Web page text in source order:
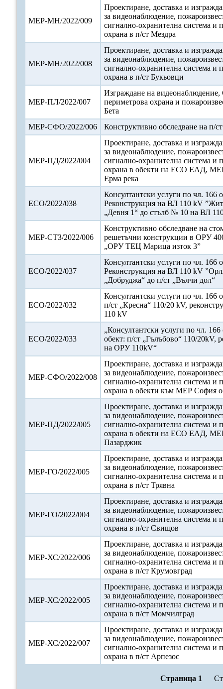
МЕР-МН/2022/009
Проектиране, доставка и
за видеонаблюдение,
сигнално-охранителна система и
охрана в п/ст Мездра
МЕР-МН/2022/008
Проектиране, доставка и
за видеонаблюдение,
сигнално-охранителна система и
охрана в п/ст Букьовци
МЕР-ПЛ/2022/007
Изграждане на
периметрова охрана и
Бета
МЕР-СФО/2022/006
Конструктивно обследване на п/
МЕР-ПД/2022/004
Проектиране, доставка и
за видеонаблюдение,
сигнално-охранителна система и
охрана в обекти на ЕСО ЕАД,
Ерма река
ЕСО/2022/038
Консултантски услуги по чл. 166
Реконструкция на ВЛ 110 kV
„Девня 1“ до стълб № 10 на ВЛ
МЕР-СТЗ/2022/006
Конструктивно обследване на
решетъчни конструкции в ОРУ
„ОРУ ТЕЦ Марица изток 3”
ЕСО/2022/037
Консултантски услуги по чл. 166
Реконструкция на ВЛ 110 kV
„Добруджа“ до п/ст „Вълчи дол“
ЕСО/2022/032
Консултантски услуги по чл. 166
п/ст „Кресна“ 110/20 kV,
110 kV
ЕСО/2022/033
„Консултантски услуги по чл.
обект: п/ст „Гълъбово“ 110/20kV,
на ОРУ 110kV“
МЕР-СФО/2022/008
Проектиране, доставка и
за видеонаблюдение,
сигнално-охранителна система и
охрана в обекти към МЕР София
МЕР-ПД/2022/005
Проектиране, доставка и
за видеонаблюдение,
сигнално-охранителна система и
охрана в обекти на ЕСО ЕАД,
Пазарджик
МЕР-ГО/2022/005
Проектиране, доставка и
за видеонаблюдение,
сигнално-охранителна система и
охрана в п/ст Трявна
МЕР-ГО/2022/004
Проектиране, доставка и
за видеонаблюдение,
сигнално-охранителна система и
охрана в п/ст Свищов
МЕР-ХС/2022/006
Проектиране, доставка и
за видеонаблюдение,
сигнално-охранителна система и
охрана в п/ст Крумовград
МЕР-ХС/2022/005
Проектиране, доставка и
за видеонаблюдение,
сигнално-охранителна система и
охрана в п/ст Момчилград
МЕР-ХС/2022/007
Проектиране, доставка и
за видеонаблюдение,
сигнално-охранителна система и
охрана в п/ст Арпезос
Страница 1